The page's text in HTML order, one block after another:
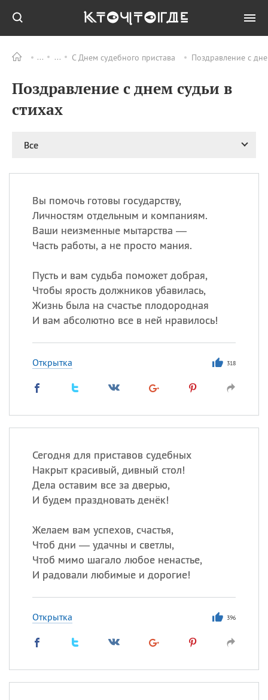
С Днем судебного пристава Поздравление с
Поздравление с днем судьи в
стихах
Все
Вы помочь готовы государству,
Личностям отдельным и компаниям.
Ваши неизменные мытарства —
Часть работы, а не просто мания.
Пусть и вам судьба поможет добрая,
Чтобы ярость должников убавилась,
Жизнь была на счастье плодородная
И вам абсолютно все в ней нравилось!
Открытка 318
Сегодня для приставов судебных
Накрыт красивый, дивный стол!
Дела оставим все за дверью,
И будем праздновать денёк!
Желаем вам успехов, счастья,
Чтоб дни — удачны и светлы,
Чтоб мимо шагало любое ненастье,
И радовали любимые и дорогие!
Открытка 396
ПРАЗДНИКИ Все
06.08 Преображение
Господне у западных
Романа и Давида
мучеников
маяка
07.08
ИМЕНА
Сегодня празднуют именины
, Афанасий,Борис
происхождение